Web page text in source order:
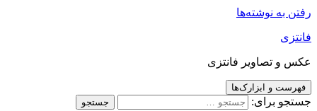
رفتن به نوشته‌ها
فانتزی
عکس و تصاویر فانتزی
فهرست و ابزارک‌ها
جستجو برای: